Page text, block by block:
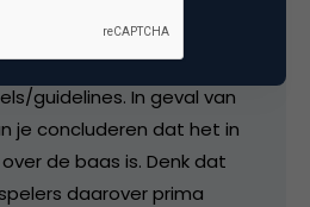
matrixje worden
guidelines. In geval van
je concluderen dat het in
de baas is. Denk dat
daarover prima